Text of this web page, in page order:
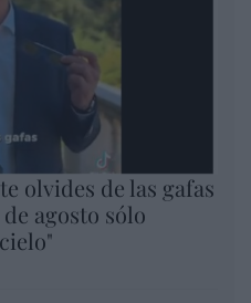
olvides de las gafas
agosto sólo